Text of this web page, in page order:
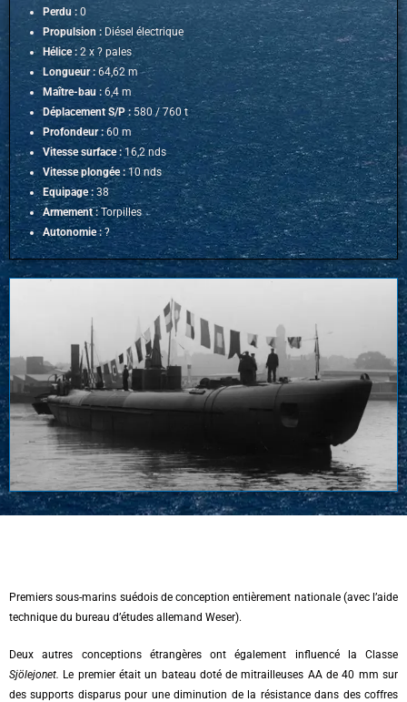
Perdu : 0
Propulsion : Diésel électrique
Hélice : 2 x ? pales
Longueur :64,62 m
Maître-bau :6,4 m
Déplacement S/P : 580 / 760 t
Profondeur :60 m
Vitesse surface :16,2 nds
Vitesse plongée :10 nds
Equipage : 38
Armement :Torpilles
Autonomie :?
Premiers sous-marins suédois de conception entièrement nationale (avec l’aide
technique du bureau d’études allemand Weser).
Deux autres conceptions étrangères ont également influencé la Classe
Sjölejonet. Le premier était un bateau doté de mitrailleuses AA de 40 mm sur
des supports disparus pour une diminution de la résistance dans des coffres